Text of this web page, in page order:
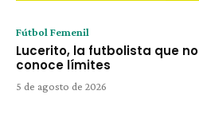
Fútbol Femenil
Lucerito, la futbolista que no
conoce límites
5 de agosto de 2026